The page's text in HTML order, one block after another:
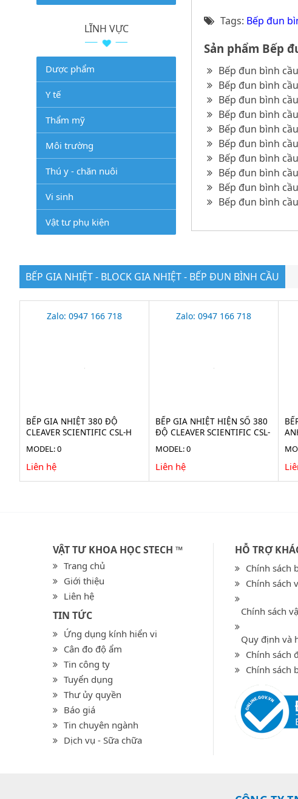
Tags: Bếp đun
Sản phẩm Bếp
Bếp đun bình
Bếp đun bình
Bếp đun bình
Bếp đun bình
Bếp đun bình
Bếp đun bình
Bếp đun bình
Bếp đun bình
Bếp đun bình
Bếp đun bình
LĨNH VỰC
Dược phẩm
Y tế
Thẩm mỹ
Môi trường
Thú y - chăn nuôi
Vi sinh
Vật tư phụ kiện
BẾP GIA NHIỆT - BLOCK GIA NHIỆT - BẾP ĐUN BÌNH CẦU
Zalo: 0947 166 718
BẾP GIA NHIỆT 380 ĐỘ
CLEAVER SCIENTIFIC CSL-H
MODEL: 0
Liên hệ
Zalo: 0947 166 718
BẾP GIA NHIỆT HIỆN SỐ 380
ĐỘ CLEAVER SCIENTIFIC CSL-
MODEL: 0
Liên hệ
VẬT TƯ KHOA HỌC STECH ™
Trang chủ
Giới thiệu
Liên hệ
TIN TỨC
Ứng dụng kính hiển vi
Cân đo độ ẩm
Tin công ty
Tuyển dụng
Thư ủy quyền
Báo giá
Tin chuyên ngành
Dịch vụ - Sữa chữa
HỖ TRỢ
Chính sách
Chính sách
Chính sách
Quy định và
Chính sách
Chính sách